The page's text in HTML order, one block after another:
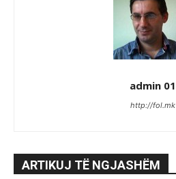
admin 01
http://fol.mk
ARTIKUJ TË NGJASHËM